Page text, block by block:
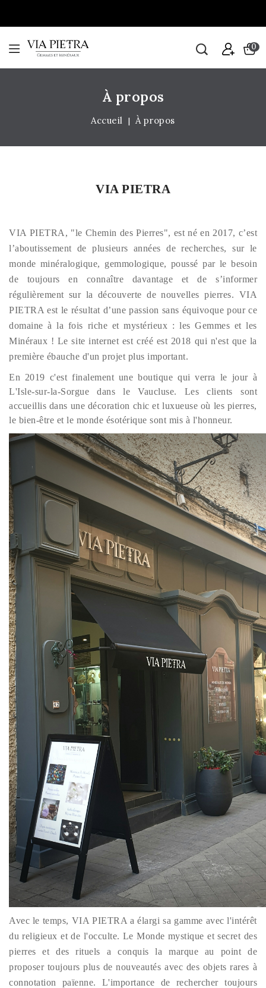
0
À propos
Accueil À propos
VIA PIETRA
VIA PIETRA, "le Chemin des Pierres", est né en 2017, c’est
l’aboutissement de plusieurs années de recherches, sur le
monde minéralogique, gemmologique, poussé par le besoin
de toujours en connaître davantage et de s’informer
régulièrement sur la découverte de nouvelles pierres. VIA
PIETRA est le résultat d’une passion sans équivoque pour ce
domaine à la fois riche et mystérieux : les Gemmes et les
Minéraux ! Le site internet est créé est 2018 qui n'est que la
première ébauche d'un projet plus important.
En 2019 c'est finalement une boutique qui verra le jour à
L'Isle-sur-la-Sorgue dans le Vaucluse. Les clients sont
accueillis dans une décoration chic et luxueuse où les pierres,
le bien-être et le monde ésotérique sont mis à l'honneur.
Avec le temps, VIA PIETRA a élargi sa gamme avec l'intérêt
du religieux et de l'occulte. Le Monde mystique et secret des
pierres et des rituels a conquis la marque au point de
proposer toujours plus de nouveautés avec des objets rares à
connotation païenne. L'importance de rechercher toujours